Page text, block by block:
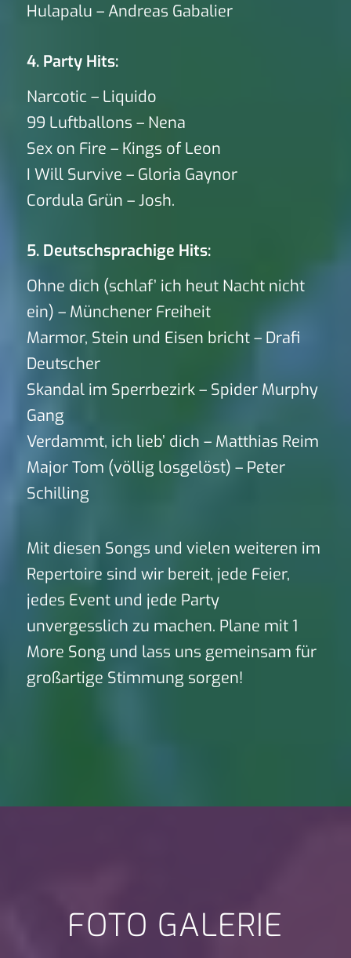
Hulapalu – Andreas Gabalier
4. Party Hits:
Narcotic – Liquido
99 Luftballons – Nena
Sex on Fire – Kings of Leon
I Will Survive – Gloria Gaynor
Cordula Grün – Josh.
5. Deutschsprachige Hits:
Ohne dich (schlaf’ ich heut Nacht nicht
ein) – Münchener Freiheit
Marmor, Stein und Eisen bricht – Drafi
Deutscher
Skandal im Sperrbezirk – Spider Murphy
Gang
Verdammt, ich lieb’ dich – Matthias Reim
Major Tom (völlig losgelöst) – Peter
Schilling
Mit diesen Songs und vielen weiteren im
Repertoire sind wir bereit, jede Feier,
jedes Event und jede Party
unvergesslich zu machen. Plane mit 1
More Song und lass uns gemeinsam für
großartige Stimmung sorgen!
FOTO GALERIE